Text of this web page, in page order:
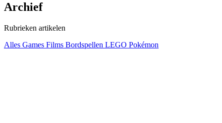
Archief
Rubrieken artikelen
Alles Games Films Bordspellen LEGO Pokémon